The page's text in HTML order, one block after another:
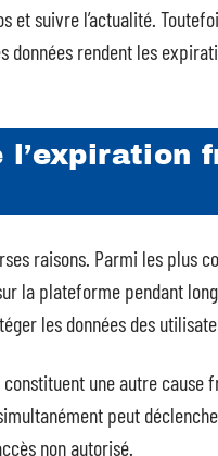
et suivre l’actualité.
rendent les
raisons. Parmi les plus
la plateforme pendant
les données des
une autre cause
peut
non autorisé.